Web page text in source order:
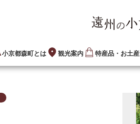
小京都森町とは 観光案内 特産品・お土産